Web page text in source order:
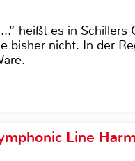
heißt es in Schillers
bisher nicht. In der
Line